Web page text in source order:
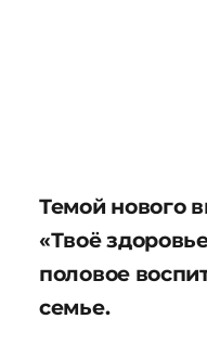
Темой нового
«Твоё
половое
семье.